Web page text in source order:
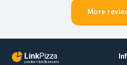
More
LinkPizza
content & influencers